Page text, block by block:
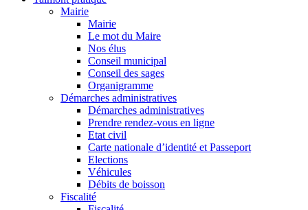
Mairie
Mairie
Le mot du Maire
Nos élus
Conseil municipal
Conseil des sages
Organigramme
Démarches administratives
Démarches administratives
Prendre rendez-vous en ligne
Etat civil
Carte nationale d’identité et Passeport
Elections
Véhicules
Débits de boisson
Fiscalité